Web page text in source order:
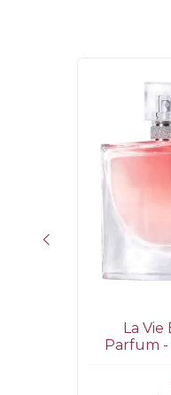
La
Parfum